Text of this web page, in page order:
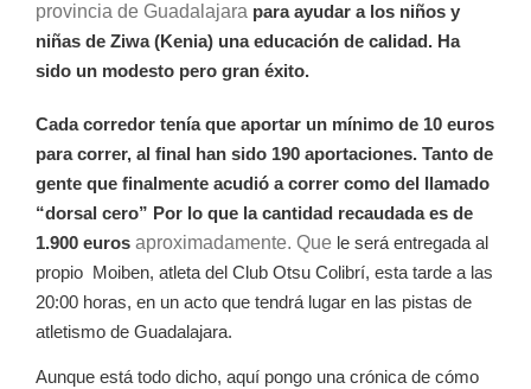
provincia de Guadalajara para ayudar a los niños y
niñas de Ziwa (Kenia) una educación de calidad. Ha
sido un modesto pero gran éxito.
Cada corredor tenía que aportar un mínimo de 10 euros
para correr, al final han sido 190 aportaciones. Tanto de
gente que finalmente acudió a correr como del llamado
“dorsal cero” Por lo que la cantidad recaudada es de
1.900 euros aproximadamente. Que le será entregada al
propio Moiben, atleta del Club Otsu Colibrí, esta tarde a las
20:00 horas, en un acto que tendrá lugar en las pistas de
atletismo de Guadalajara.
Aunque está todo dicho, aquí pongo una crónica de cómo